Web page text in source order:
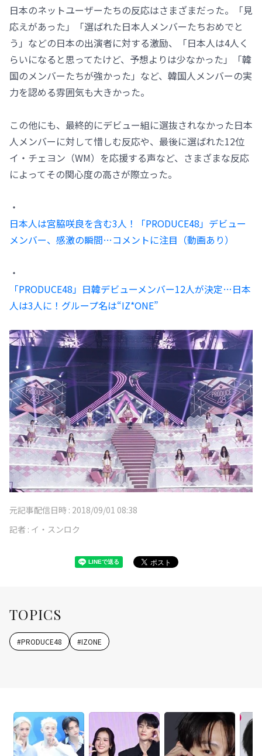
日本のネットユーザーたちの反応はさまざまだった。「見
応えがあった」「選ばれた日本人メンバーたちおめでと
う」などの日本の出演者に対する激励、「日本人は4人く
らいになると思ってたけど、予想よりは少なかった」「韓
国のメンバーたちが強かった」など、韓国人メンバーの実
力を認める雰囲気も大きかった。
この他にも、最終的にデビュー組に選抜されなかった日本
人メンバーに対して惜しむ反応や、最後に選ばれた12位
イ・チェヨン（WM）を応援する声など、さまざまな反応
によってその関心度の高さが際立った。
・
日本人は宮脇咲良を含む3人！「PRODUCE48」デビュー
メンバー、感激の瞬間…コメントに注目（動画あり）
・
「PRODUCE48」日韓デビューメンバー12人が決定…日本
人は3人に！グループ名は“IZ*ONE”
元記事配信日時 : 2018/09/01 08:38
記者 : イ・スンロク
TOPICS
#PRODUCE48 #IZONE